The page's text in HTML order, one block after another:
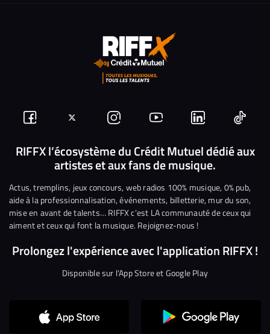
Suivez-
nous
Facebook
Suivez-
nous
sur
Twitter
Nous
rejoindre
sur
Instagram
Nous
rejoindre
sur
YouTube
Nous
rejoindre
sur
Linkedin
Nous
RIFFX l’écosystème du Crédit Mutuel dédié aux
artistes et aux fans de musique.
Actus, tremplins, jeux concours, web radios 100% musique, 0% pub,
aide à la professionnalisation, événements, billetterie, mur du son,
mise en avant de talents… RIFFX c’est LA communauté de ceux qui
aiment et ceux qui font la musique. Rejoignez-nous !
Prolongez l'expérience avec l'application RIFFX !
Disponible sur l'App Store et Google Play